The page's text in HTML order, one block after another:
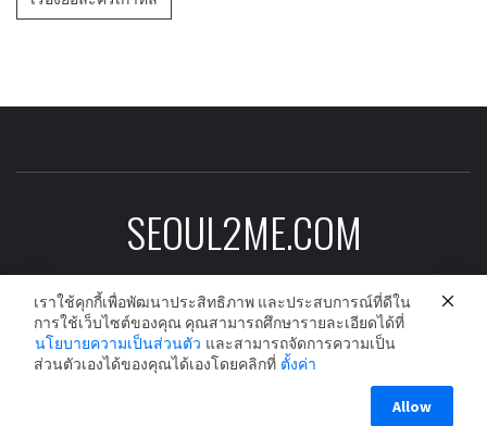
SEOUL2ME.COM
ข่าวบันเทิงเกาหลีอัพเดต ดาราเกาหลี ซีรีย์
เกาหลี ละครเกาหลี และนักร้องเกาหลีก่อนใคร
Elegant Magazine
เราใช้คุกกี้เพื่อพัฒนาประสิทธิภาพ และประสบการณ์ที่ดีใน
การใช้เว็บไซต์ของคุณ คุณสามารถศึกษารายละเอียดได้ที่
นโยบายความเป็นส่วนตัว และสามารถจัดการความเป็น
ส่วนตัวเองได้ของคุณได้เองโดยคลิกที่ ตั้งค่า
Allow